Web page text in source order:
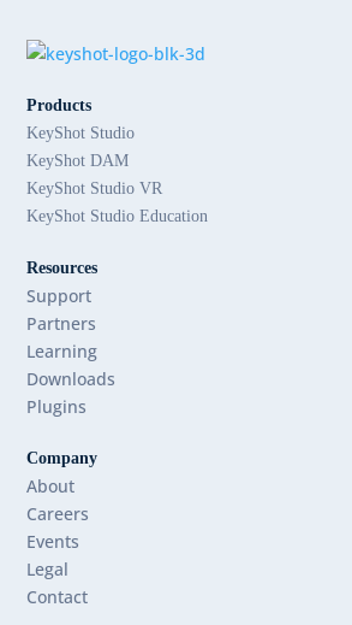
Products
KeyShot Studio
KeyShot DAM
KeyShot Studio VR
KeyShot Studio Education
Resources
Support
Partners
Learning
Downloads
Plugins
Company
About
Careers
Events
Legal
Contact